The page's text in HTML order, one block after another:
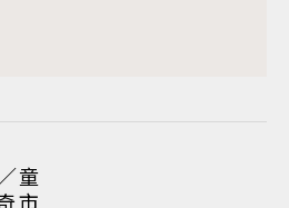
童
市